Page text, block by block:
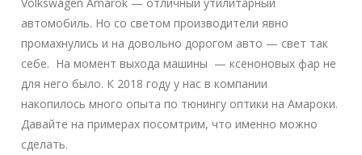
автомобиль. Но со светом производители явно
промахнулись и на довольно дорогом авто — свет так
себе. На момент выхода машины — ксеноновых фар не
для него было. К 2018 году у нас в компании
накопилось много опыта по тюнингу оптики на Амароки.
Давайте на примерах посомтрим, что именно можно
сделать.